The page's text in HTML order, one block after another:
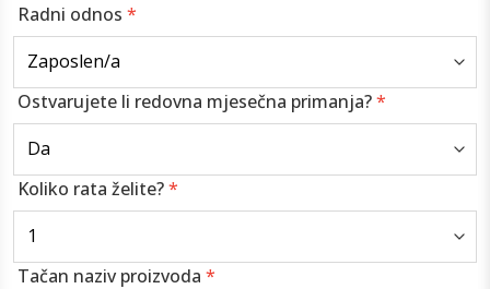
Radni odnos *
Ostvarujete li redovna mjesečna primanja?*
Koliko rata želite?*
Tačan naziv proizvoda *